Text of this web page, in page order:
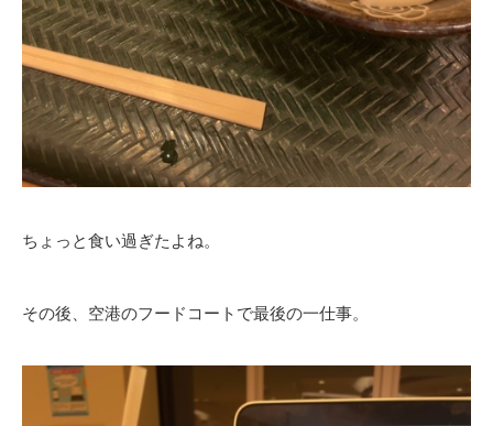
ちょっと食い過ぎたよね。
その後、空港のフードコートで最後の一仕事。